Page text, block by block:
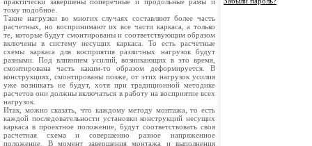
тому подобное.
Такие нагрузки во многих случаях составляют более часть
расчетных, но воспринимают их все части каркаса, а только
те, которые будут смонтированы и соответствующим образом
включены в систему несущих каркаса. То есть расчетные
схемы каркаса для восприятия различных нагрузок будут
разными. Под влиянием усилий, возникающих в это время,
смонтирована часть каким-то образом деформируется. В
конструкциях, смонтированы позже, от этих нагрузок усилия
уже возникать не будут, хотя при традиционной методике
расчетов они должны включаться в работу на восприятие всех
нагрузок.
Итак, можно сказать, что каждому методу монтажа, то есть
каждой последовательности установки конструкций несущих
каркаса в проектное положение, будут соответствовать своя
расчетная схема и совершенно разное напряженное
положение. В момент завершения монтажа и выполнения